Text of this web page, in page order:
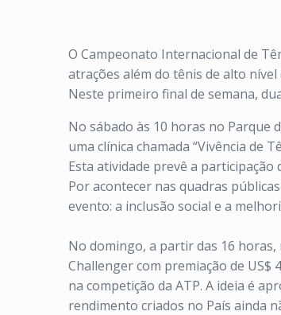
O Campeonato Internacional de
atrações além do tênis de alto nível
Neste primeiro final de semana,
No sábado às 10 horas no
uma clínica chamada “Vivência de
Esta atividade prevê a
Por acontecer nas quadras
evento: a inclusão social e a
No domingo, a partir das 16 horas,
Challenger com premiação de
na competição da ATP. A ideia é
rendimento criados no País ainda